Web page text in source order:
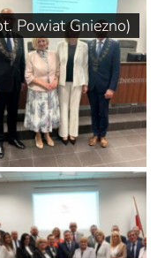
Powiat Gniezno)